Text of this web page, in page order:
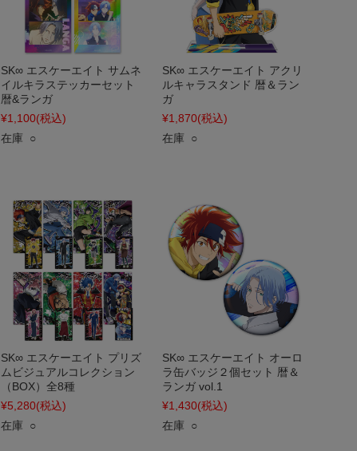
SK∞ エスケーエイト サムネ
イルキラステッカーセット
暦&ランガ
¥1,100(税込)
在庫 ○
SK∞ エスケーエイト アクリ
ルキャラスタンド 暦＆ラン
ガ
¥1,870(税込)
在庫 ○
SK∞ エスケーエイト プリズ
ムビジュアルコレクション
（BOX）全8種
¥5,280(税込)
在庫 ○
SK∞ エスケーエイト オーロ
ラ缶バッジ２個セット 暦＆
ランガ vol.1
¥1,430(税込)
在庫 ○